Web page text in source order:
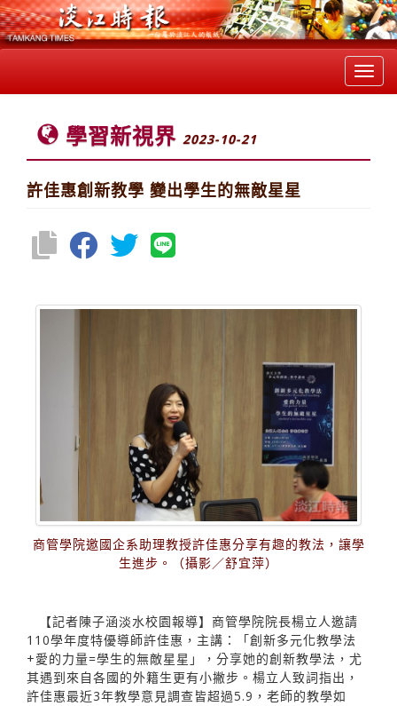
學習新視界 2023-10-21
許佳惠創新教學 變出學生的無敵星星
商管學院邀國企系助理教授許佳惠分享有趣的教法，讓學
生進步。（攝影／舒宜萍）
【記者陳子涵淡水校園報導】商管學院院長楊立人邀請
110學年度特優導師許佳惠，主講：「創新多元化教學法
+愛的力量=學生的無敵星星」，分享她的創新教學法，尤
其遇到來自各國的外籍生更有小撇步。楊立人致詞指出，
許佳惠最近3年教學意見調查皆超過5.9，老師的教學如